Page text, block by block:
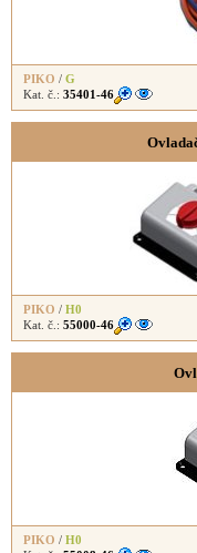
PIKO / G
Kat. č.: 35401-46
PIKO / H0
Kat. č.: 55000-46
PIKO / H0